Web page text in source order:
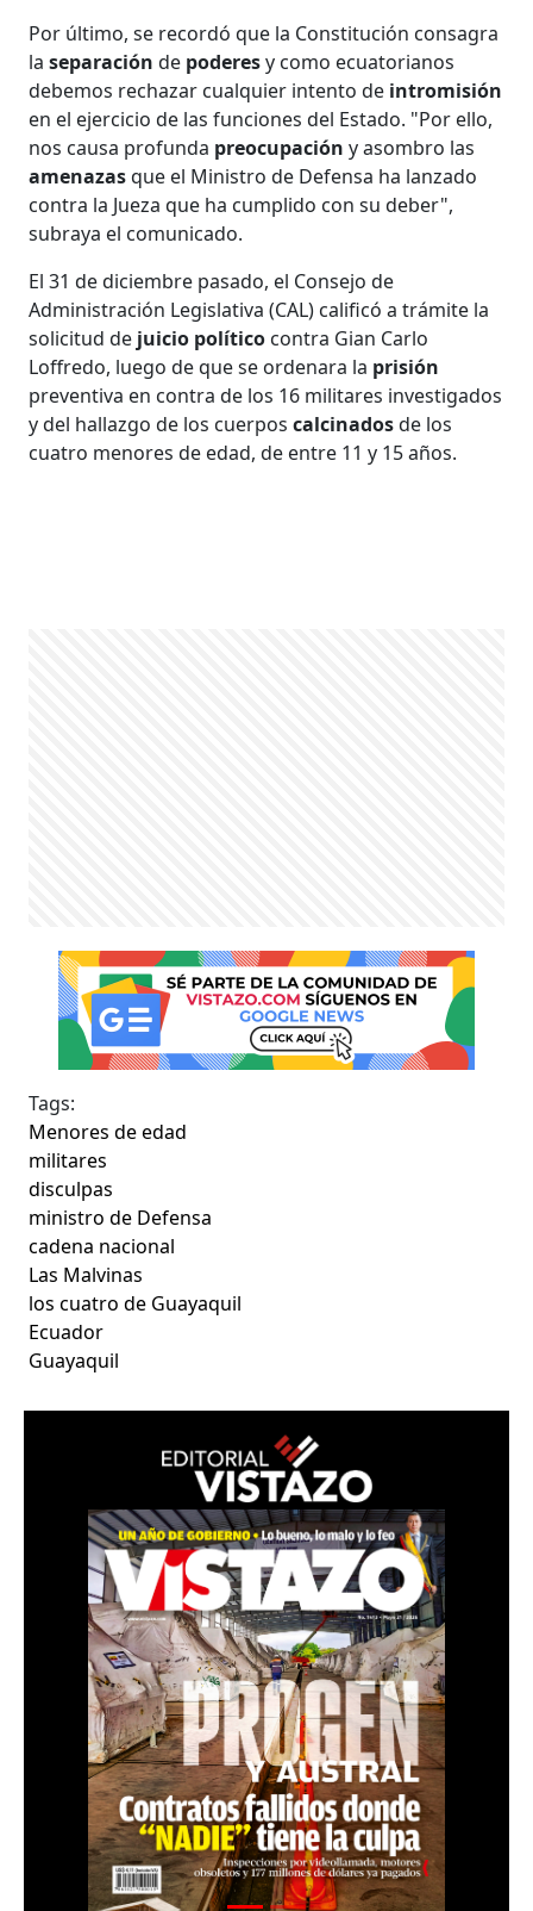
Por último, se recordó que la Constitución consagra
laseparación de poderesy como ecuatorianos
debemos rechazar cualquier intento de intromisión
en el ejercicio de las funciones del Estado. "Por ello,
nos causa profunda preocupación y asombro las
amenazasque el Ministro de Defensa ha lanzado
contra la Jueza que ha cumplido con su deber",
subraya el comunicado.
El 31 de diciembre pasado, el Consejo de
Administración Legislativa (CAL) calificó a trámite la
solicitud de juicio político contra Gian Carlo
Loffredo, luego de que se ordenara la prisión
preventiva en contra de los 16 militares investigados
y del hallazgo de los cuerposcalcinadosde los
cuatro menores de edad, de entre 11 y 15 años.
Tags:
Menores de edad
militares
disculpas
ministro de Defensa
cadena nacional
Las Malvinas
los cuatro de Guayaquil
Ecuador
Guayaquil